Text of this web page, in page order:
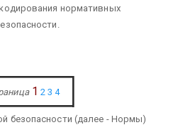
нормативных
1 2 3 4
безопасности (далее - Нормы)